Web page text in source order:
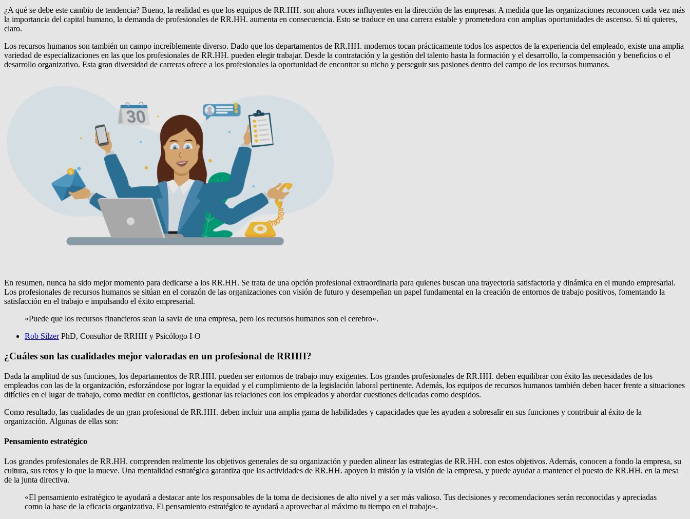
¿A qué se debe este cambio de tendencia? Bueno, la realidad es que los equipos de RR.HH. son ahora voces influyentes en la dirección de las empresas. A medida que las organizaciones reconocen cada vez más
la importancia del capital humano, la demanda de profesionales de RR.HH. aumenta en consecuencia. Esto se traduce en una carrera estable y prometedora con amplias oportunidades de ascenso. Si tú quieres,
claro.
Los recursos humanos son también un campo increíblemente diverso. Dado que los departamentos de RR.HH. modernos tocan prácticamente todos los aspectos de la experiencia del empleado, existe una amplia
variedad de especializaciones en las que los profesionales de RR.HH. pueden elegir trabajar. Desde la contratación y la gestión del talento hasta la formación y el desarrollo, la compensación y beneficios o el
desarrollo organizativo. Esta gran diversidad de carreras ofrece a los profesionales la oportunidad de encontrar su nicho y perseguir sus pasiones dentro del campo de los recursos humanos.
En resumen, nunca ha sido mejor momento para dedicarse a los RR.HH. Se trata de una opción profesional extraordinaria para quienes buscan una trayectoria satisfactoria y dinámica en el mundo empresarial.
Los profesionales de recursos humanos se sitúan en el corazón de las organizaciones con visión de futuro y desempeñan un papel fundamental en la creación de entornos de trabajo positivos, fomentando la
satisfacción en el trabajo e impulsando el éxito empresarial.
«Puede que los recursos financieros sean la savia de una empresa, pero los recursos humanos son el cerebro».
Rob SilzerPhD, Consultor de RRHH y Psicólogo I-O
¿Cuáles son las cualidades mejor valoradas en un profesional de RRHH?
Dada la amplitud de sus funciones, los departamentos de RR.HH. pueden ser entornos de trabajo muy exigentes. Los grandes profesionales de RR.HH. deben equilibrar con éxito las necesidades de los
empleados con las de la organización, esforzándose por lograr la equidad y el cumplimiento de la legislación laboral pertinente. Además, los equipos de recursos humanos también deben hacer frente a situaciones
difíciles en el lugar de trabajo, como mediar en conflictos, gestionar las relaciones con los empleados y abordar cuestiones delicadas como despidos.
Como resultado, las cualidades de un gran profesional de RR.HH. deben incluir una amplia gama de habilidades y capacidades que les ayuden a sobresalir en sus funciones y contribuir al éxito de la
organización. Algunas de ellas son:
Pensamiento estratégico
Los grandes profesionales de RR.HH. comprenden realmente los objetivos generales de su organización y pueden alinear las estrategias de RR.HH. con estos objetivos. Además, conocen a fondo la empresa, su
cultura, sus retos y lo que la mueve. Una mentalidad estratégica garantiza que las actividades de RR.HH. apoyen la misión y la visión de la empresa, y puede ayudar a mantener el puesto de RR.HH. en la mesa
de la junta directiva.
«El pensamiento estratégico te ayudará a destacar ante los responsables de la toma de decisiones de alto nivel y a ser más valioso. Tus decisiones y recomendaciones serán reconocidas y apreciadas
como la base de la eficacia organizativa. El pensamiento estratégico te ayudará a aprovechar al máximo tu tiempo en el trabajo».